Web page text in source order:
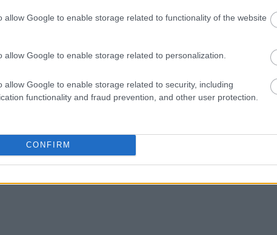
allow Google to enable storage related to functionality of the website
allow Google to enable storage related to personalization.
allow Google to enable storage related to security, including
functionality and fraud prevention, and other user protection.
CONFIRM
18:49